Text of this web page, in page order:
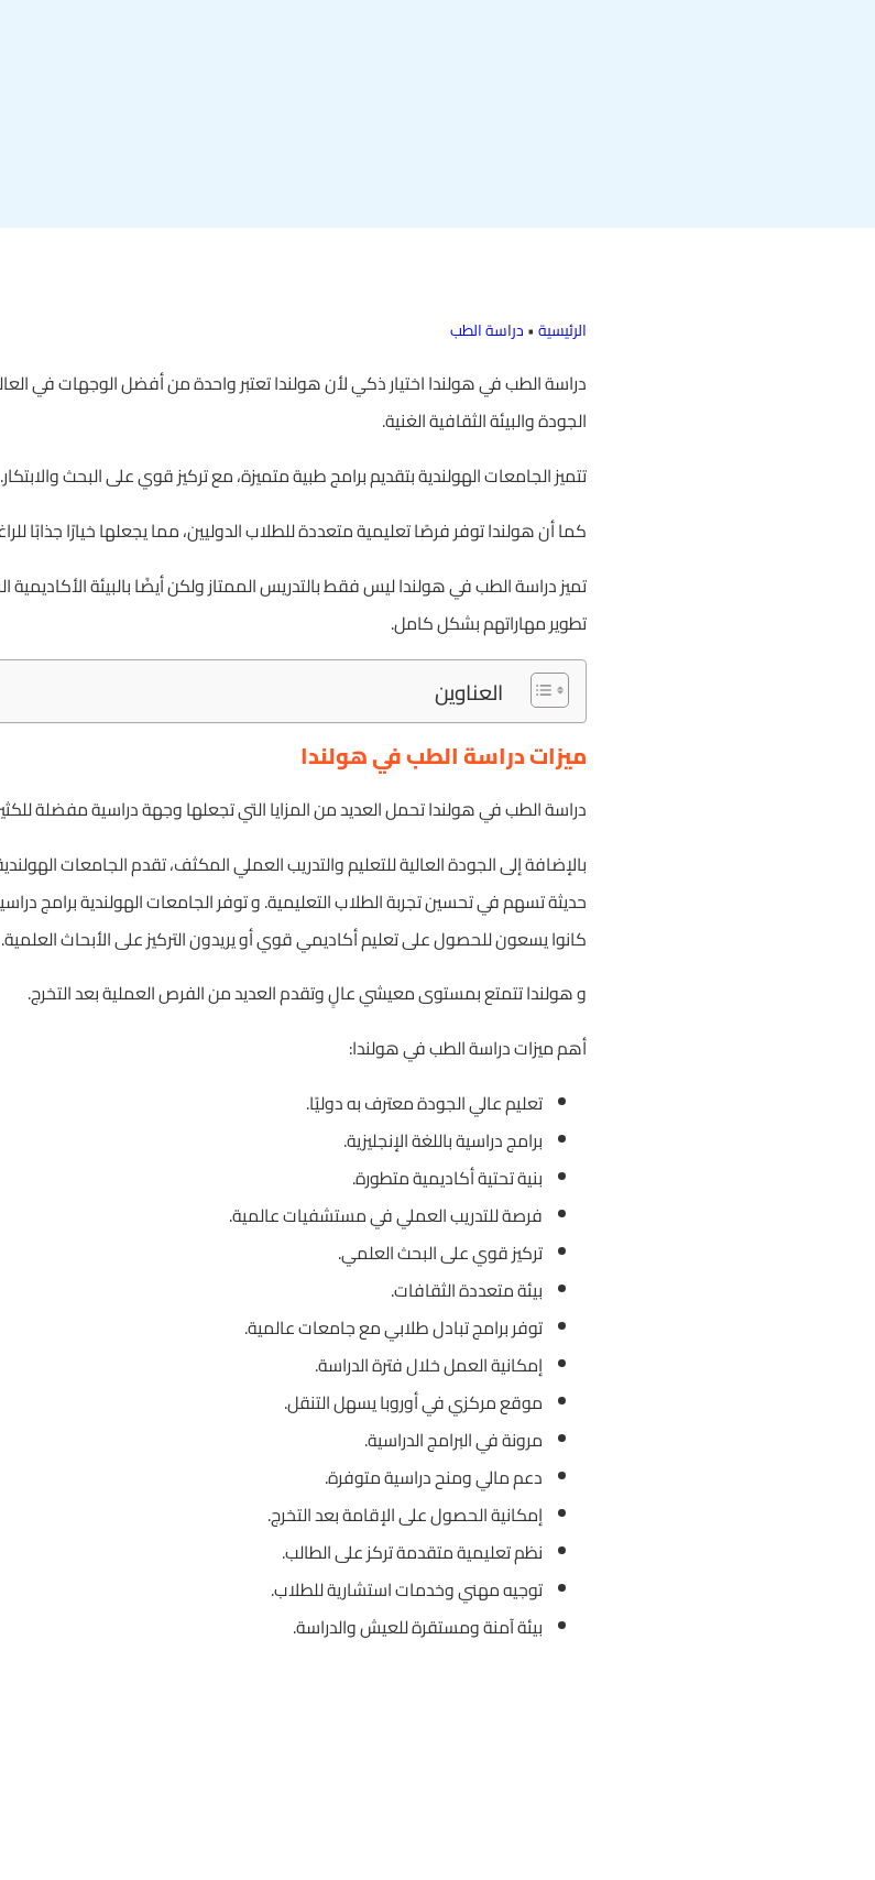
الرئيسية•دراسة الطب
دراسة الطب في هولندا اختيار ذكي لأن هولندا تعتبر واحدة من أفضل الوجهات في
الجودة والبيئة الثقافية الغنية.
تتميز الجامعات الهولندية بتقديم برامج طبية متميزة، مع تركيز قوي على البحث والابتكار.
كما أن هولندا توفر فرصًا تعليمية متعددة للطلاب الدوليين، مما يجعلها خيارًا جذابًا
تميز دراسة الطب في هولندا ليس فقط بالتدريس الممتاز ولكن أيضًا بالبيئة
تطوير مهاراتهم بشكل كامل.
العناوين
ميزات دراسة الطب في هولندا
دراسة الطب في هولندا تحمل العديد من المزايا التي تجعلها وجهة دراسية مفضلة
بالإضافة إلى الجودة العالية للتعليم والتدريب العملي المكثف، تقدم الجامعات
حديثة تسهم في تحسين تجربة الطلاب التعليمية. و توفر الجامعات الهولندية برامج
كانوا يسعون للحصول على تعليم أكاديمي قوي أو يريدون التركيز على الأبحاث العلمية.
و هولندا تتمتع بمستوى معيشي عالٍ وتقدم العديد من الفرص العملية بعد التخرج.
أهم ميزات دراسة الطب في هولندا:
تعليم عالي الجودة معترف به دوليًا.
برامج دراسية باللغة الإنجليزية.
بنية تحتية أكاديمية متطورة.
فرصة للتدريب العملي في مستشفيات عالمية.
تركيز قوي على البحث العلمي.
بيئة متعددة الثقافات.
توفر برامج تبادل طلابي مع جامعات عالمية.
إمكانية العمل خلال فترة الدراسة.
موقع مركزي في أوروبا يسهل التنقل.
مرونة في البرامج الدراسية.
دعم مالي ومنح دراسية متوفرة.
إمكانية الحصول على الإقامة بعد التخرج.
نظم تعليمية متقدمة تركز على الطالب.
توجيه مهني وخدمات استشارية للطلاب.
بيئة آمنة ومستقرة للعيش والدراسة.